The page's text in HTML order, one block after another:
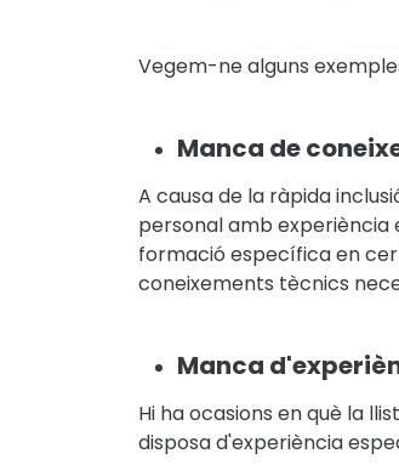
Vegem-ne alguns
Manca de
A causa de la ràpida
personal amb experiència
formació específica en
coneixements tècnics
Manca
Hi ha ocasions en què la
disposa d'experiència